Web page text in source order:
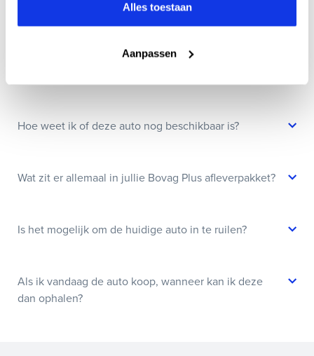
Alles toestaan
Aanpassen
Wanneer kan ik een proefrit maken?
Hoe weet ik of deze auto nog beschikbaar is?
Wat zit er allemaal in jullie Bovag Plus afleverpakket?
Is het mogelijk om de huidige auto in te ruilen?
Als ik vandaag de auto koop, wanneer kan ik deze
dan ophalen?